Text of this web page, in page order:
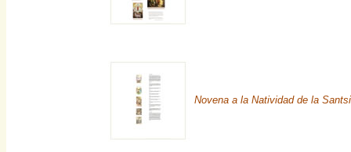
Novena a la Natividad de la